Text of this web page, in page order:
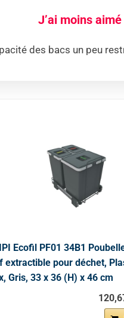
J’ai moins aimé
des bacs un peu
Ecofil PF01 34B1
extractible pour déchet,
Gris, 33 x 36 (H) x 46 cm